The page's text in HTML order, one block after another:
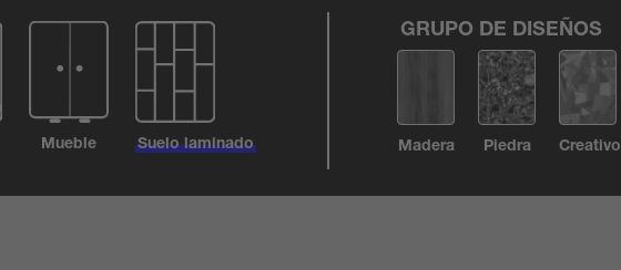
Mueble Suelo laminado
GRUPO DE DISEÑOS
Madera Piedra Creativo